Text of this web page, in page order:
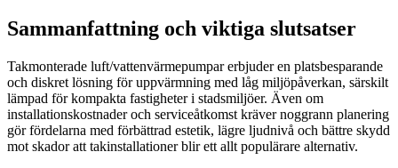
Sammanfattning och viktiga slutsatser
Takmonterade luft/vattenvärmepumpar erbjuder en platsbesparande
och diskret lösning för uppvärmning med låg miljöpåverkan, särskilt
lämpad för kompakta fastigheter i stadsmiljöer. Även om
installationskostnader och serviceåtkomst kräver noggrann planering
gör fördelarna med förbättrad estetik, lägre ljudnivå och bättre skydd
mot skador att takinstallationer blir ett allt populärare alternativ.